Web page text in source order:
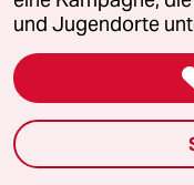
Hitze
Verlag
und Jugendorte